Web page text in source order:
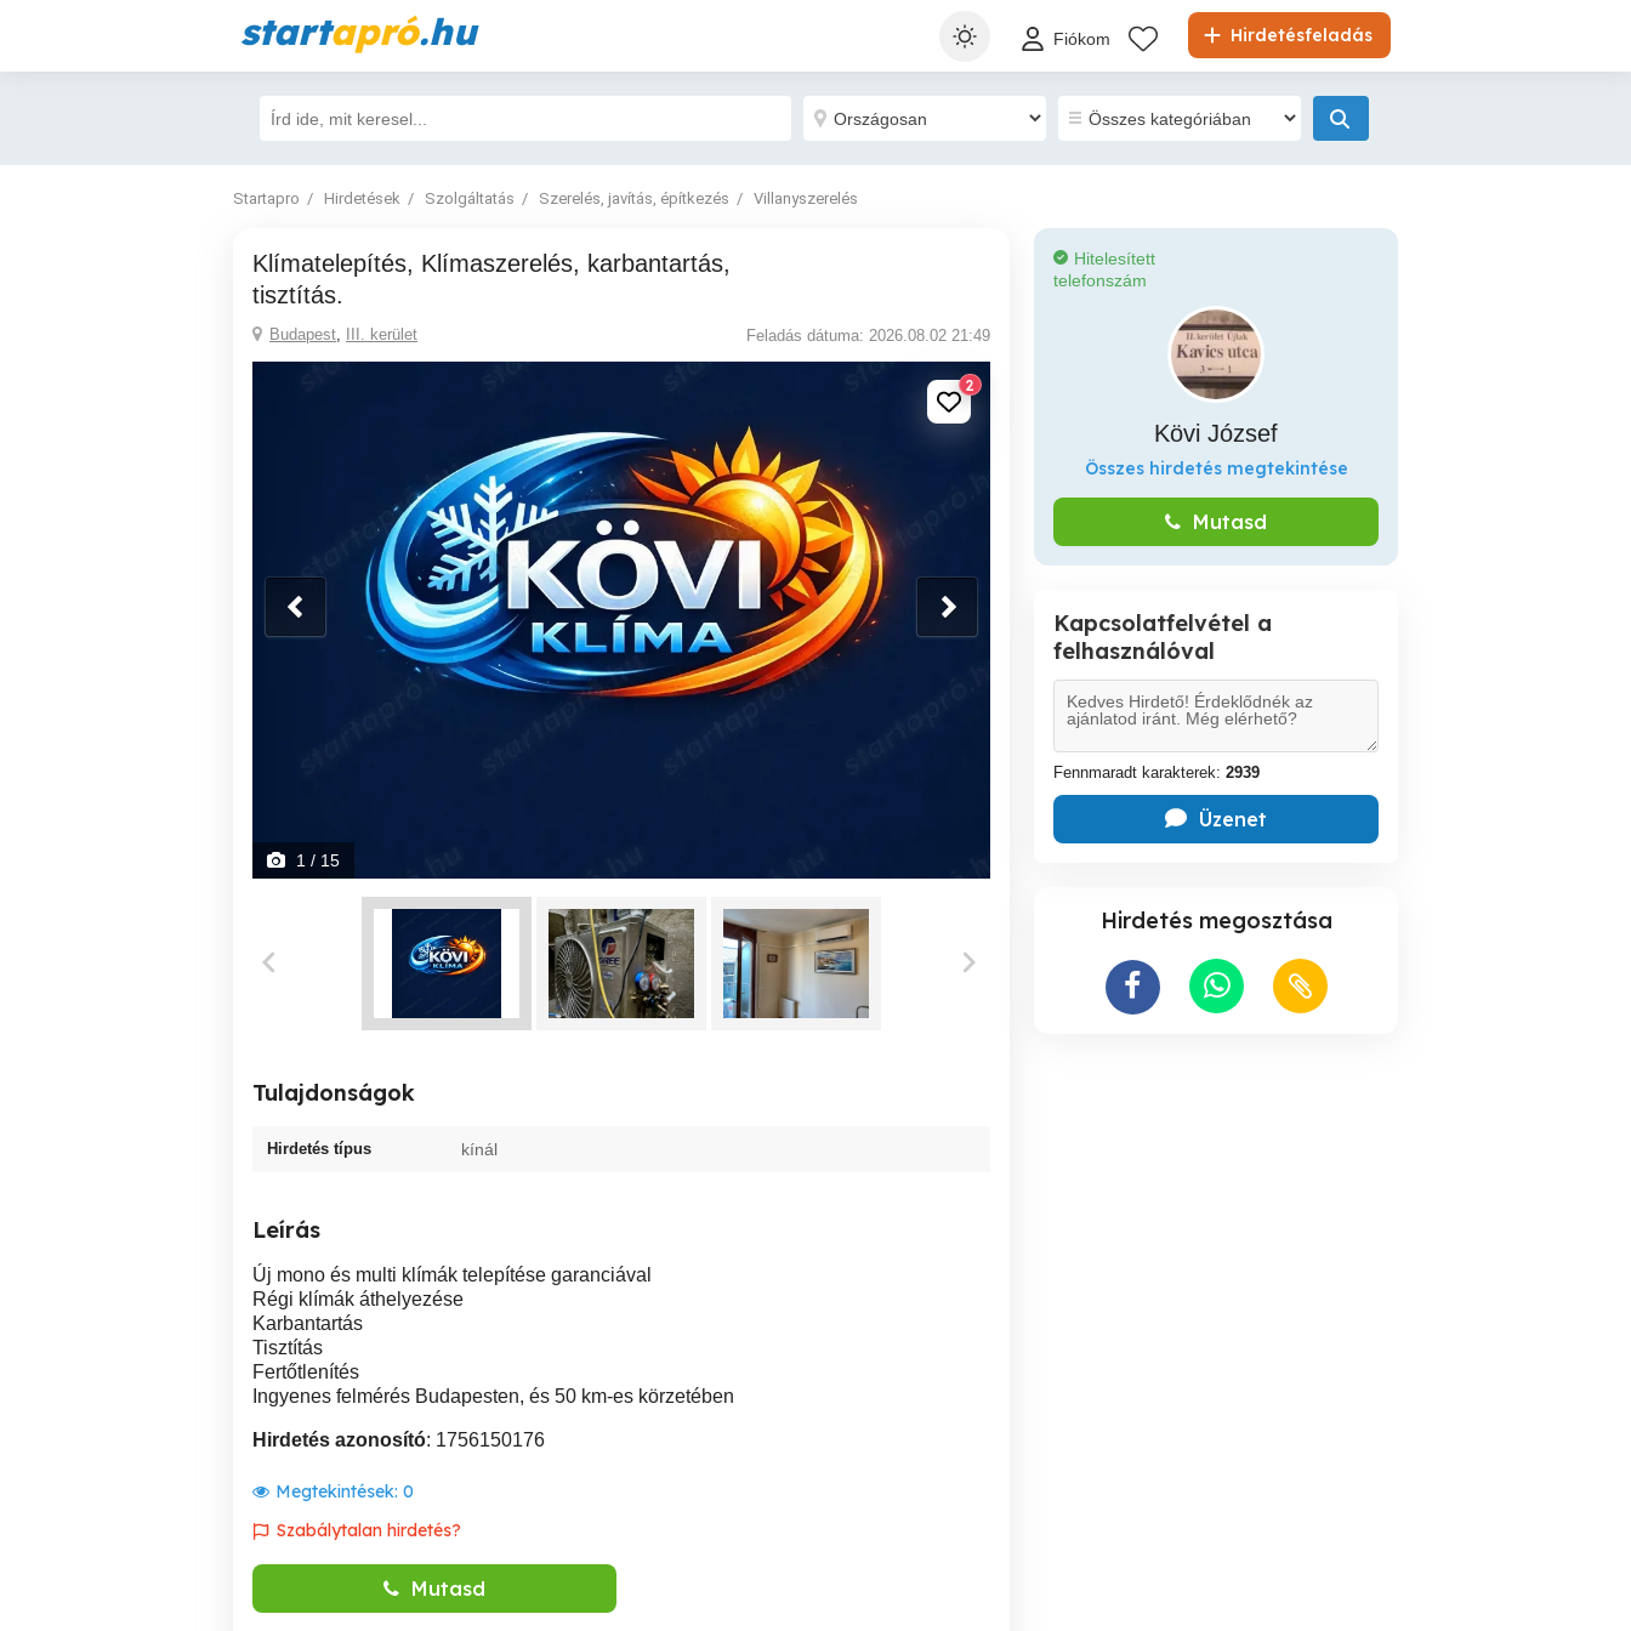
startapró.hu Hirdetésfeladás
Fiókom
Startapro Hirdetések Szolgáltatás Szerelés, javítás, építkezés Villanyszerelés
Klímatelepítés, Klímaszerelés, karbantartás,
tisztítás.
Budapest, III. kerület Feladás dátuma: 2026.08.02 21:49
2
1 / 15
Tulajdonságok
Hirdetés típus kínál
Leírás
Új mono és multi klímák telepítése garanciával
Régi klímák áthelyezése
Karbantartás
Tisztítás
Fertőtlenítés
Ingyenes felmérés Budapesten, és 50 km-es körzetében
Hirdetés azonosító: 1756150176
Megtekintések: 0
Szabálytalan hirdetés?
Mutasd
Hitelesített
telefonszám
Kövi József
Összes hirdetés megtekintése
Mutasd
Kapcsolatfelvétel a
felhasználóval
Fennmaradt karakterek: 2939
Üzenet
Hirdetés megosztása